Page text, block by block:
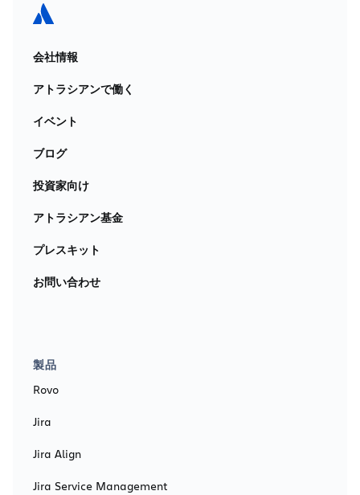
会社情報
アトラシアンで働く
イベント
ブログ
投資家向け
アトラシアン基金
プレスキット
お問い合わせ
製品
Rovo
Jira
Jira Align
Jira Service Management